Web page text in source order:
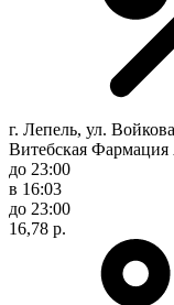
г. Лепель, ул.
Витебская
до 23:00
в 16:03
до 23:00
16,78 р.